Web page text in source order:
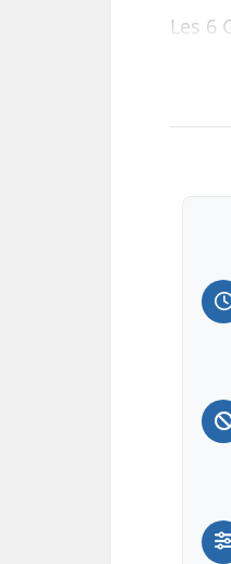
Les 6
Les
« Si